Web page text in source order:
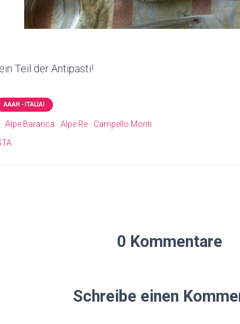
Teil der Antipasti!
AAAH - ITALIA!
Alpe Baranca Alpe Re
Campello Monti
0 Kommentare
Schreibe einen